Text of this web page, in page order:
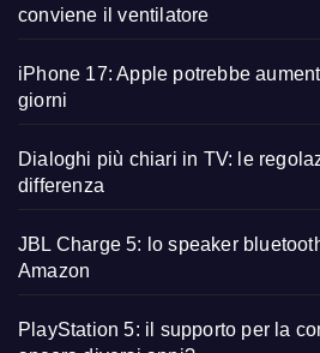
conviene il ventilatore
iPhone 17: Apple potrebbe
giorni
Dialoghi più chiari in TV: le
differenza
JBL Charge 5: lo speaker
Amazon
PlayStation 5: il supporto per la